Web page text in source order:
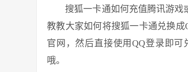
搜狐一卡通如何充值腾讯游戏
教教大家如何将搜狐一卡通兑换
官网，然后直接使用QQ登录即
哦。